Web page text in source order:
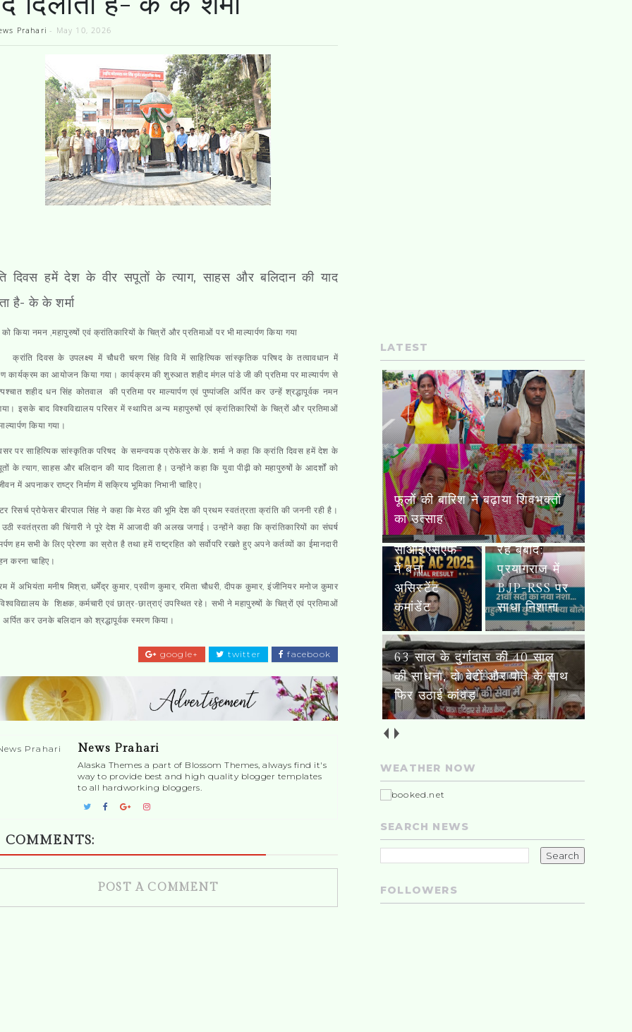
Prahari - May 10, 2026
दिवस हमें देश के वीर सपूतों के त्याग, साहस और बलिदान की याद
है- के के शर्मा
किया नमन ,महापुरुषों एवं क्रांतिकारियों के चित्रों और प्रतिमाओं पर भी माल्यार्पण किया गया
क्रांति दिवस के उपलक्ष्य में चौधरी चरण सिंह विवि में साहित्यिक सांस्कृतिक परिषद के तत्वावधान में
कार्यक्रम का आयोजन किया गया। कार्यक्रम की शुरुआत शहीद मंगल पांडे जी की प्रतिमा पर माल्यार्पण से
शहीद धन सिंह कोतवाल की प्रतिमा पर माल्यार्पण एवं पुष्पांजलि अर्पित कर उन्हें श्रद्धापूर्वक नमन
इसके बाद विश्वविद्यालय परिसर में स्थापित अन्य महापुरुषों एवं क्रांतिकारियों के चित्रों और प्रतिमाओं
किया गया।
पर साहित्यिक सांस्कृतिक परिषद के समन्वयक प्रोफेसर के.के. शर्मा ने कहा कि क्रांति दिवस हमें देश के
के त्याग, साहस और बलिदान की याद दिलाता है। उन्होंने कहा कि युवा पीढ़ी को महापुरुषों के आदर्शों को
में अपनाकर राष्ट्र निर्माण में सक्रिय भूमिका निभानी चाहिए।
रिसर्च प्रोफेसर बीरपाल सिंह ने कहा कि मेरठ की भूमि देश की प्रथम स्वतंत्रता क्रांति की जननी रही है।
स्वतंत्रता की चिंगारी ने पूरे देश में आजादी की अलख जगाई। उन्होंने कहा कि क्रांतिकारियों का संघर्ष
हम सभी के लिए प्रेरणा का स्रोत है तथा हमें राष्ट्रहित को सर्वोपरि रखते हुए अपने कर्तव्यों का ईमानदारी
करना चाहिए।
में अभियंता मनीष मिश्रा, धर्मेंद्र कुमार, प्रवीण कुमार, रमिता चौधरी, दीपक कुमार, इंजीनियर मनोज कुमार
के शिक्षक, कर्मचारी एवं छात्र-छात्राएं उपस्थित रहे। सभी ने महापुरुषों के चित्रों एवं प्रतिमाओं
अर्पित कर उनके बलिदान को श्रद्धापूर्वक स्मरण किया।
facebook
twitter
google+
News Prahari
Alaska Themes a part of Blossom Themes, always find it's
way to provide best and high quality blogger templates
to all hardworking bloggers.
COMMENTS:
POST A COMMENT
LATEST
लोको पायलट का बेटा सीआईएसएफ
में बना असिस्टेंट कमांडेंट
राहुल गांधी
बोले- रील
देखना 21वीं
सदी का नया
नशा, युवाओं
का समय और
डेटा दोनों हो
रहे बर्बाद;
प्रयागराज में
BJP-RSS पर
साधा निशाना
63 साल के
दुर्गादास की
40 साल की
साधना, दो बेटों
और पोते के
साथ फिर
उठाई कांवड़
दिल्ली-रुड़की हाईवे पर हादसों में
तीन कांवड़ियों की मौत, 17 घायल
WEATHER NOW
SEARCH NEWS
FOLLOWERS